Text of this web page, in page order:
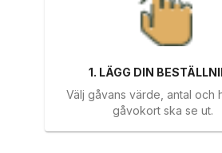
1. LÄGG DIN
Välj gåvans värde, antal och
gåvokort ska se ut.